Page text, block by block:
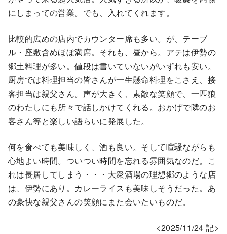
にしまっての営業。でも、入れてくれます。
比較的広めの店内でカウンター席も多い。が、テーブ
ル・座敷含めほぼ満席。それも、昼から。アテは伊勢の
郷土料理が多い。値段は書いていないがいずれも安い。
厨房では料理担当の皆さんが一生懸命料理をこさえ、接
客担当は親父さん。声が大きく、素敵な笑顔で、一匹狼
のわたしにも所々で話しかけてくれる。おかげで隣のお
客さん等と楽しい語らいに発展した。
何を食べても美味しく、酒も良い。そして喧騒ながらも
心地よい時間。ついつい時間を忘れる雰囲気なのだ。こ
れは長居してしまう・・・大衆酒場の理想郷のような店
は、伊勢にあり。カレーライスも美味しそうだった。あ
の豪快な親父さんの笑顔にまた会いたいものだ。
<2025/11/24 記>